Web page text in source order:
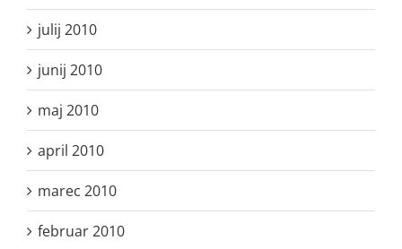
julij 2010
junij 2010
maj 2010
april 2010
marec 2010
februar 2010